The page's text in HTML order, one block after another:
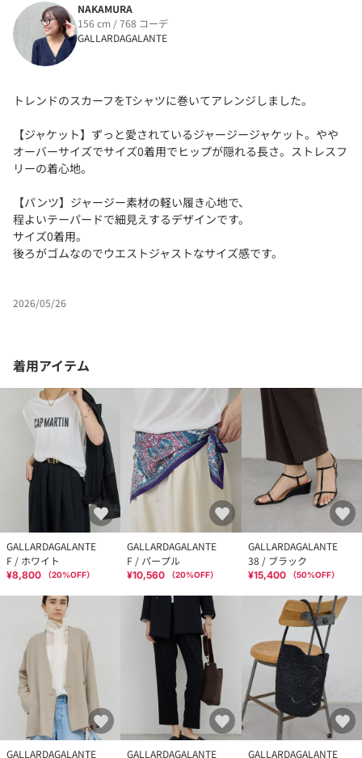
NAKAMURA
156 cm / 768 コーデ
GALLARDAGALANTE
トレンドのスカーフをTシャツに巻いてアレンジしました。
【ジャケット】ずっと愛されているジャージージャケット。やや
オーバーサイズでサイズ0着用でヒップが隠れる長さ。ストレスフ
リーの着心地。
【パンツ】ジャージー素材の軽い履き心地で、
程よいテーパードで細見えするデザインです。
サイズ0着用。
後ろがゴムなのでウエストジャストなサイズ感です。
2026/05/26
着用アイテム
GALLARDAGALANTE
F / ホワイト
¥8,800 （20%OFF）
GALLARDAGALANTE
F / パープル
¥10,560 （20%OFF）
GALLARDAGALANTE
38 / ブラック
¥15,400 （50%OFF）
GALLARDAGALANTE GALLARDAGALANTE GALLARDAGALANTE